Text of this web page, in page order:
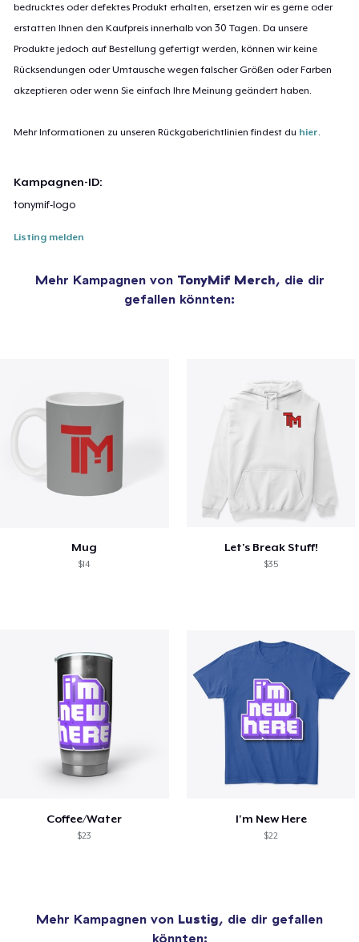
bedrucktes oder defektes Produkt erhalten, ersetzen wir es gerne oder
erstatten Ihnen den Kaufpreis innerhalb von 30 Tagen. Da unsere
Produkte jedoch auf Bestellung gefertigt werden, können wir keine
Rücksendungen oder Umtausche wegen falscher Größen oder Farben
akzeptieren oder wenn Sie einfach Ihre Meinung geändert haben.
Mehr Informationen zu unseren Rückgaberichtlinien findest du hier.
Kampagnen-ID:
tonymif-logo
Listing melden
Mehr Kampagnen von TonyMif Merch, die dir
gefallen könnten:
Mug
$14
Let's Break Stuff!
$35
Coffee/Water
$23
I'm New Here
$22
Mehr Kampagnen von Lustig, die dir gefallen
könnten: